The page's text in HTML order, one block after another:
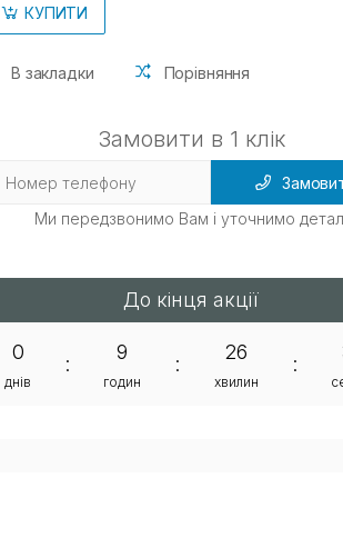
КУПИТИ
В закладки Порівняння
Замовити в 1 клік
Ми передзвонимо Вам і уточнимо
До кінця акції
0
днів
:
9
годин
:
26
хвилин
: